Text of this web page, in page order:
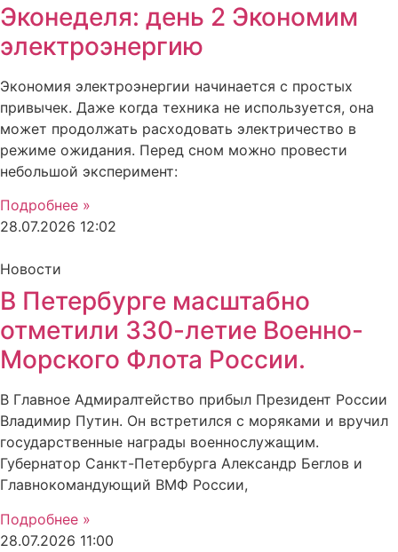
Эконеделя: день 2 Экономим
электроэнергию
Экономия электроэнергии начинается с простых
привычек. Даже когда техника не используется, она
может продолжать расходовать электричество в
режиме ожидания. Перед сном можно провести
небольшой эксперимент:
Подробнее »
28.07.2026 12:02
Новости
В Петербурге масштабно
отметили 330-летие Военно-
Морского Флота России.
В Главное Адмиралтейство прибыл Президент России
Владимир Путин. Он встретился с моряками и вручил
государственные награды военнослужащим.
Губернатор Санкт-Петербурга Александр Беглов и
Главнокомандующий ВМФ России,
Подробнее »
28.07.2026 11:00